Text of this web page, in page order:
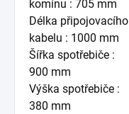
komínu : 705 mm
Délka připojovacího
kabelu : 1000 mm
Šířka spotřebiče :
900 mm
Výška spotřebiče :
380 mm